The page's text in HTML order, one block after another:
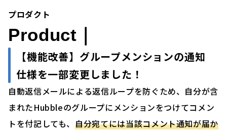
プロダクト
Product｜
【機能改善】 グループメンションの通知
仕様を一部変更しました ！
自動返信メールによる返信ループを防ぐため、自分が含
まれたHubbleのグループにメンションをつけてコメン
トを付記しても、自分宛てには当該コメント通知が届か